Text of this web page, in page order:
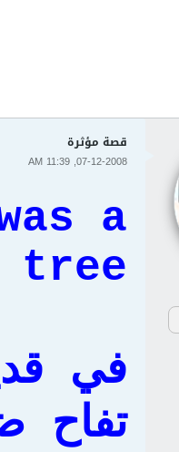
قصة مؤثرة
07-12-2008, 11:39 AM
a
tree.
في
تفاح